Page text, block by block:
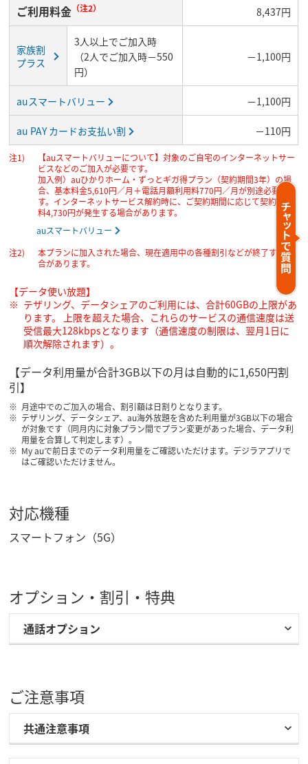
ご利用料金 （注2） 8,437円
家族割
プラス
3人以上でご加入時
（2人でご加入時－550
円）
－1,100円
auスマートバリュー －1,100円
au PAY カードお支払い割 －110円
【auスマートバリューについて】対象のご自宅のインターネットサー
ビスなどのご加入が必要です。
加入例）auひかりホーム・ずっとギガ得プラン（契約期間3年）の場
合、基本料金5,610円／月＋電話月額利用料770円／月が別途必要で
す。インターネットサービス解約時に、ご契約期間に応じて契約解除
料4,730円が発生する場合があります。
auスマートバリュー
本プランに加入された場合、現在適用中の各種割引などが終了する場
合があります。
【データ使い放題】
テザリング、データシェアのご利用には、合計60GBの上限があ
ります。 上限を超えた場合、これらのサービスの通信速度は送
受信最大128kbpsとなります（通信速度の制限は、翌月1日に
順次解除されます）。
【データ利用量が合計3GB以下の月は自動的に1,650円割
引】
月途中でのご加入の場合、割引額は日割りとなります。
テザリング、データシェア、au海外放題を含めた利用量が3GB以下の場合
が対象です（同月内に対象プラン間でプラン変更があった場合、データ利
用量を合算して判定します）。
My auで前日までのデータ利用量をご確認いただけます。デジラアプリで
はご確認いただけません。
対応機種
スマートフォン（5G）
オプション・割引・特典
通話オプション
ご注意事項
共通注意事項